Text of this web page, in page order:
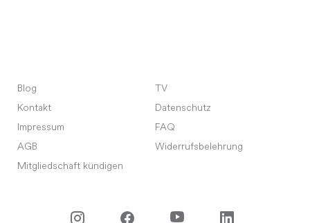
Blog
TV
Kontakt
Datenschutz
Impressum
FAQ
AGB
Widerrufsbelehrung
Mitgliedschaft kündigen